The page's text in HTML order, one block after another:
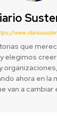
que
elegimos
ahora en la
van a cambiar